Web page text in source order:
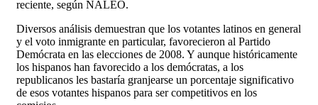
reciente, según NALEO.
Diversos análisis demuestran que los votantes latinos en general
y el voto inmigrante en particular, favorecieron al Partido
Demócrata en las elecciones de 2008. Y aunque históricamente
los hispanos han favorecido a los demócratas, a los
republicanos les bastaría granjearse un porcentaje significativo
de esos votantes hispanos para ser competitivos en los